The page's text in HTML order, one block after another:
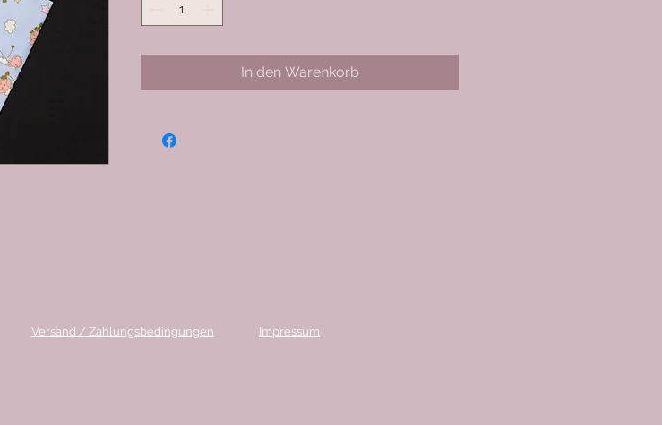
In den Warenkorb
Versand / Zahlungsbedingungen Impressum